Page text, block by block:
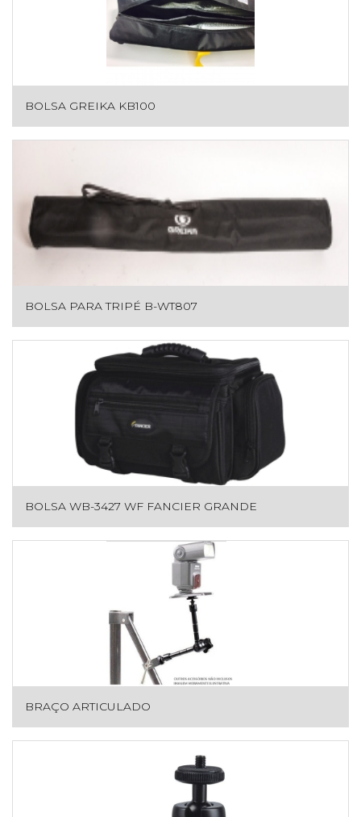
BOLSA GREIKA KB100
BOLSA PARA TRIPÉ B-WT807
BOLSA WB-3427 WF FANCIER GRANDE
BRAÇO ARTICULADO